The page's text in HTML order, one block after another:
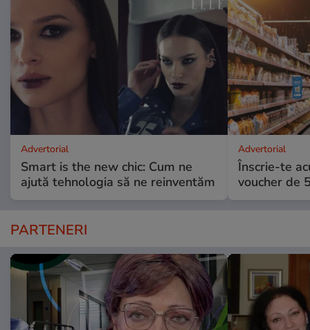
Advertorial
Smart is the new chic: Cum ne
ajută tehnologia să ne reinventăm
Advertorial
Înscrie-te
voucher de
PARTENERI